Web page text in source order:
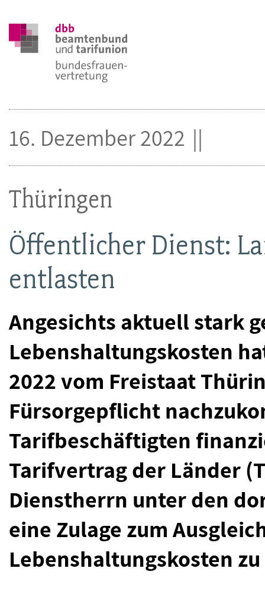
Thüringen
Öffentlicher Dienst:
entlasten
Angesichts aktuell stark
Lebenshaltungskosten
2022 vom Freistaat
Fürsorgepflicht
Tarifbeschäftigten
Tarifvertrag der Länder
Dienstherrn unter den
eine Zulage zum
Lebenshaltungskosten
16. Dezember 2022